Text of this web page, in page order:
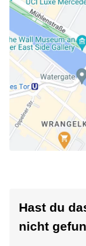
Hast du
nicht